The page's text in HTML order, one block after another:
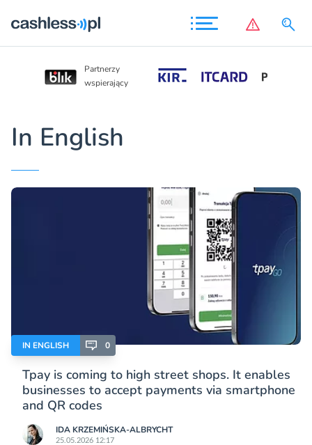
Partnerzy
wspierający
In English
IN ENGLISH 0
Tpay is coming to high street shops. It enables
businesses to accept payments via smartphone
and QR codes
IDA KRZEMIŃSKA-ALBRYCHT
25.05.2026 12:17